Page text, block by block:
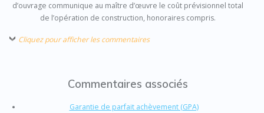
d’ouvrage communique au maître d’œuvre le coût prévisionnel total
de l’opération de construction, honoraires compris.
Cliquez pour afficher les commentaires
Commentaires associés
Garantie de parfait achèvement (GPA)